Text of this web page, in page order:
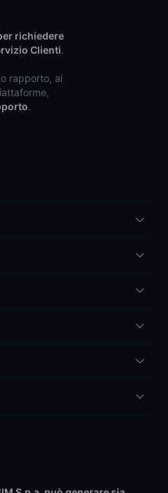
richiedere
Clienti.
rapporto, ai
.